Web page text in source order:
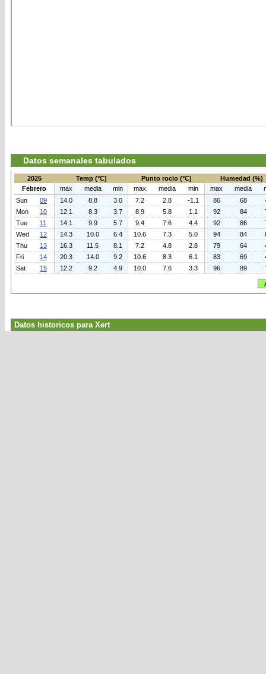
Datos semanales tabulados
2025 Temp (°C) Punto rocio (°C)
Humedad (%)
Febrero
max media min max media min max media
Sun
09 14.0 8.8 3.0 7.2 2.8 -1.1 86 68
Mon
10 12.1 8.3 3.7 8.9 5.8 1.1 92 84
Tue
11 14.1 9.9 5.7 9.4 7.6 4.4 92 86
Wed
12 14.3 10.0 6.4 10.6 7.3 5.0 94 84
Thu
13 16.3 11.5 8.1 7.2 4.8 2.8 79 64
Fri
14 20.3 14.0 9.2 10.6 8.3 6.1 83 69
Sat
15 12.2 9.2 4.9 10.0 7.6 3.3 96 89
Datos historicos para Xert